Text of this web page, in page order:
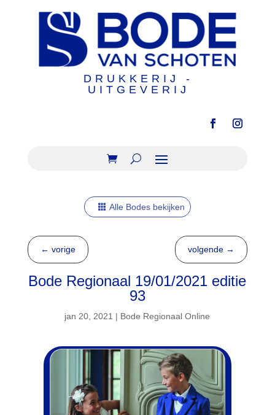
DRUKKERIJ -
UITGEVERIJ
Alle Bodes bekijken
← vorige volgende →
Bode Regionaal 19/01/2021 editie
93
jan 20, 2021 | Bode Regionaal Online